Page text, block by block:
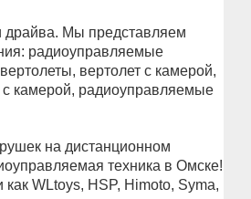
драйва. Мы представляем
радиоуправляемые
вертолет с камерой,
камерой, радиоуправляемые
на дистанционном
техника в Омске!
WLtoys, HSP, Himoto, Syma,